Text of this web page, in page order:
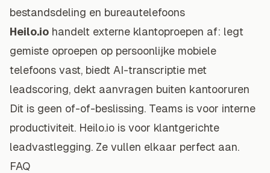
bestandsdeling en bureautelefoons
Heilo.io handelt externe klantoproepen af: legt
gemiste oproepen op persoonlijke mobiele
telefoons vast, biedt AI-transcriptie met
leadscoring, dekt aanvragen buiten kantooruren
Dit is geen of-of-beslissing. Teams is voor interne
productiviteit. Heilo.io is voor klantgerichte
leadvastlegging. Ze vullen elkaar perfect aan.
FAQ